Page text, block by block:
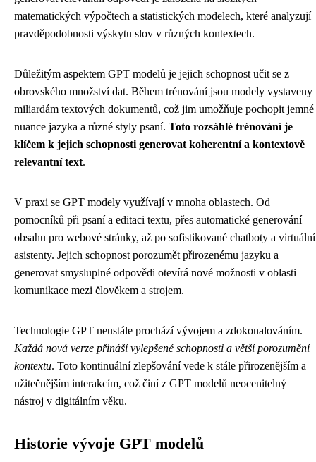
matematických výpočtech a statistických modelech, které analyzují
pravděpodobnosti výskytu slov v různých kontextech.
Důležitým aspektem GPT modelů je jejich schopnost učit se z
obrovského množství dat. Během trénování jsou modely vystaveny
miliardám textových dokumentů, což jim umožňuje pochopit jemné
nuance jazyka a různé styly psaní. Toto rozsáhlé trénování je
klíčem k jejich schopnosti generovat koherentní a kontextově
relevantní text.
V praxi se GPT modely využívají v mnoha oblastech. Od
pomocníků při psaní a editaci textu, přes automatické generování
obsahu pro webové stránky, až po sofistikované chatboty a virtuální
asistenty. Jejich schopnost porozumět přirozenému jazyku a
generovat smysluplné odpovědi otevírá nové možnosti v oblasti
komunikace mezi člověkem a strojem.
Technologie GPT neustále prochází vývojem a zdokonalováním.
Každá nová verze přináší vylepšené schopnosti a větší porozumění
kontextu. Toto kontinuální zlepšování vede k stále přirozenějším a
užitečnějším interakcím, což činí z GPT modelů neocenitelný
nástroj v digitálním věku.
Historie vývoje GPT modelů